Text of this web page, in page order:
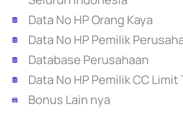
Data No HP Orang Kaya
Data No HP Pemilik
Database Perusahaan
Data No HP Pemilik CC Limit
Bonus Lain nya